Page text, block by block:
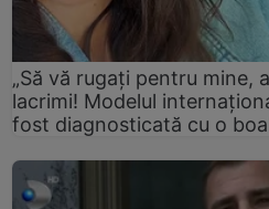
„Să vă rugați pentru mine,
lacrimi! Modelul
fost diagnosticată cu o